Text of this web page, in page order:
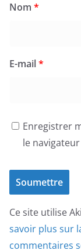
Nom *
E-mail*
Enregistrer
le
Ce site utilise
savoir plus sur
commentaires